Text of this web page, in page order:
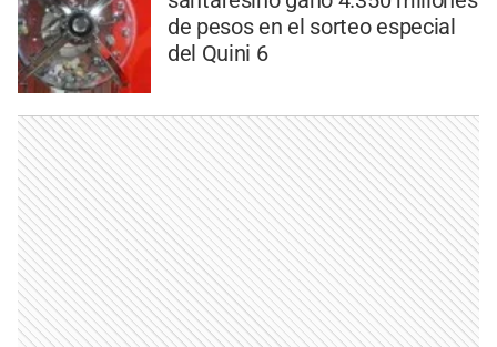
de pesos en el sorteo especial
del Quini 6